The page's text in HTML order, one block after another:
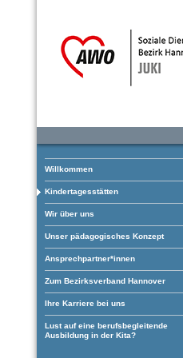
Willkommen
Kindertagesstätten
Wir über uns
Unser pädagogisches Konzept
Ansprechpartner*innen
Zum Bezirksverband Hannover
Ihre Karriere bei uns
Lust auf eine berufsbegleitende
Ausbildung in der Kita?